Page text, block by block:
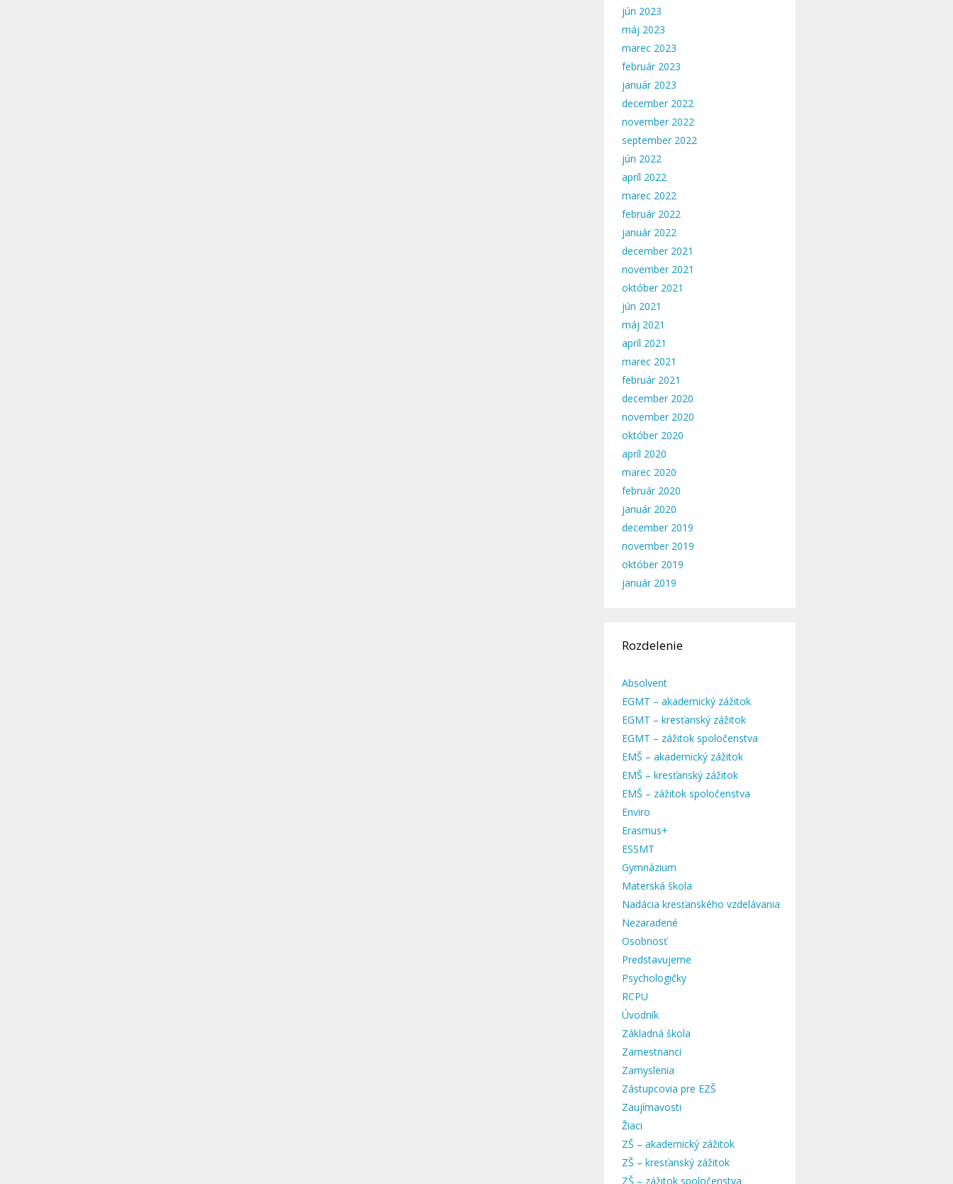
jún 2023
máj 2023
marec 2023
február 2023
január 2023
december 2022
november 2022
september 2022
jún 2022
apríl 2022
marec 2022
február 2022
január 2022
december 2021
november 2021
október 2021
jún 2021
máj 2021
apríl 2021
marec 2021
február 2021
december 2020
november 2020
október 2020
apríl 2020
marec 2020
február 2020
január 2020
december 2019
november 2019
október 2019
január 2019
Rozdelenie
Absolvent
EGMT – akademický zážitok
EGMT – kresťanský zážitok
EGMT – zážitok spoločenstva
EMŠ – akademický zážitok
EMŠ – kresťanský zážitok
EMŠ – zážitok spoločenstva
Enviro
Erasmus+
ESSMT
Gymnázium
Materská škola
Nadácia kresťanského vzdelávania
Nezaradené
Osobnosť
Predstavujeme
Psychologičky
RCPU
Úvodník
Základná škola
Zamestnanci
Zamyslenia
Zástupcovia pre EZŠ
Zaujímavosti
Žiaci
ZŠ – akademický zážitok
ZŠ – kresťanský zážitok
ZŠ – zážitok spoločenstva